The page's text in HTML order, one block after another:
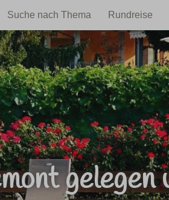
Suche nach Thema Rundreise